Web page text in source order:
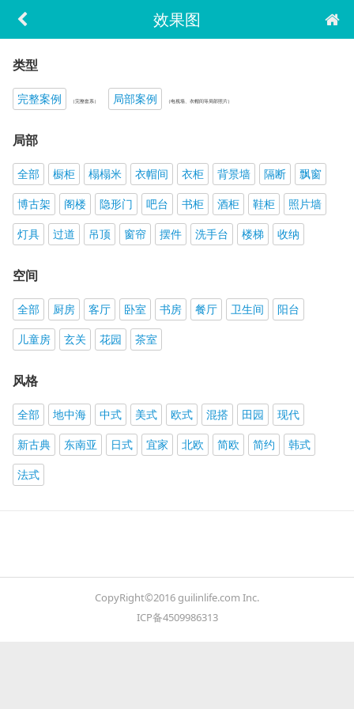
效果图
类型
完整案例 （完整套系） 局部案例 （电视墙、衣帽间等局部照片）
局部
全部 橱柜 榻榻米 衣帽间 衣柜 背景墙 隔断
飘窗
博古架
阁楼 隐形门 吧台 书柜 酒柜 鞋柜
照片墙
灯具
过道 吊顶 窗帘 摆件 洗手台 楼梯 收纳
空间
全部 厨房 客厅 卧室 书房 餐厅 卫生间
阳台
儿童房
玄关 花园 茶室
风格
全部 地中海 中式 美式 欧式 混搭 田园
现代
新古典
东南亚 日式 宜家 北欧 简欧 简约
韩式
法式
CopyRight©2016 guilinlife.com Inc.
ICP备4509986313